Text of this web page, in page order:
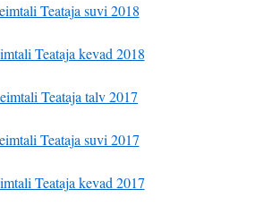
Teataja suvi 2018
Teataja kevad 2018
Teataja talv 2017
Teataja suvi 2017
Teataja kevad 2017